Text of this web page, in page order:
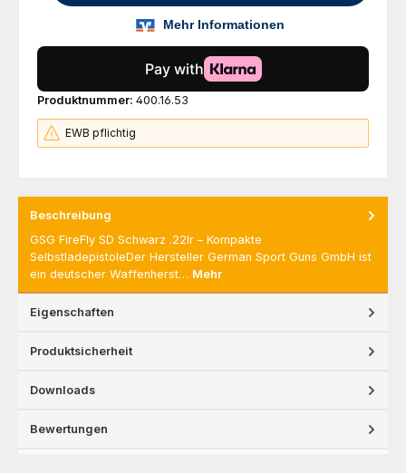
Produktnummer: 400.16.53
EWB pflichtig
Beschreibung
GSG FireFly SD Schwarz .22lr – Kompakte
SelbstladepistoleDer Hersteller German Sport Guns GmbH ist
ein deutscher Waffenherst… Mehr
Eigenschaften
Produktsicherheit
Downloads
Bewertungen